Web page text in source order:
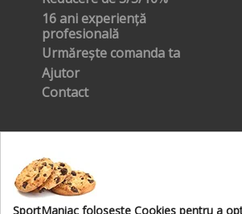
16 ani experiență
profesională
Urmărește comanda ta
Ajutor
Contact
SportManiac foloseşte Cookies pentru a